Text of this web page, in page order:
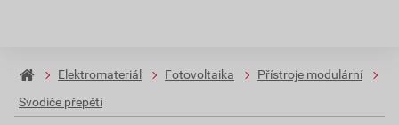
Elektromateriál Fotovoltaika
Přístroje modulární
Svodiče přepětí